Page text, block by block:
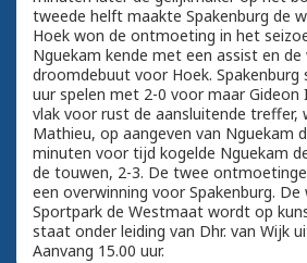
tweede helft maakte Spakenburg de
Hoek won de ontmoeting in het
Nguekam kende met een assist en
droomdebuut voor Hoek. Spakenburg
uur spelen met 2-0 voor maar Gideon
vlak voor rust de aansluitende treffer,
Mathieu, op aangeven van Nguekam
minuten voor tijd kogelde Nguekam
de touwen, 2-3. De twee
een overwinning voor Spakenburg.
Sportpark de Westmaat wordt op
staat onder leiding van Dhr. van Wijk
Aanvang 15.00 uur.